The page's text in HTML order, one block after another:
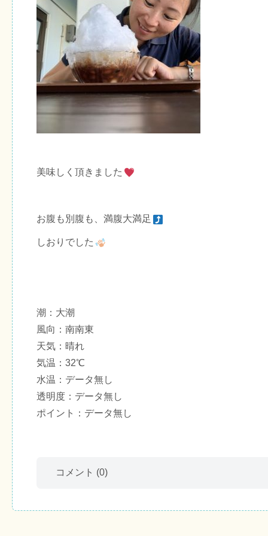
美味しく頂きました
お腹も別腹も、満腹大満足
しおりでした
潮：大潮
風向：南南東
天気：晴れ
気温：32℃
水温：データ無し
透明度：データ無し
ポイント：データ無し
コメント (0)